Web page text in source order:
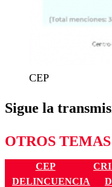
CEP
Sigue la
OTROS
CEP
DELINCUENCIA